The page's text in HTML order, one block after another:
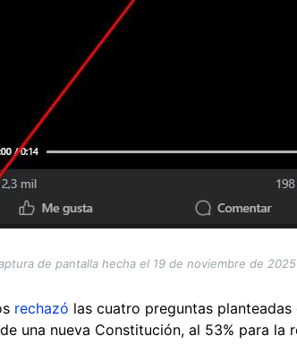
de pantalla hecha el 19 de noviembre de
rechazó las cuatro preguntas
una nueva Constitución, al 53% para